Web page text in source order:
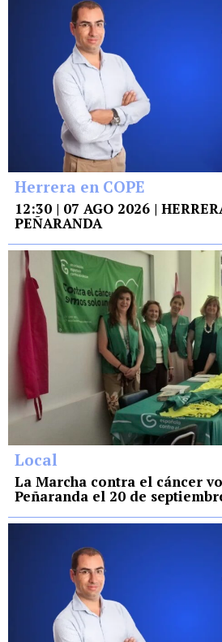
Herrera en COPE
12:30 | 07 AGO 2026 |
PEÑARANDA
Local
La Marcha contra el cáncer
Peñaranda el 20 de